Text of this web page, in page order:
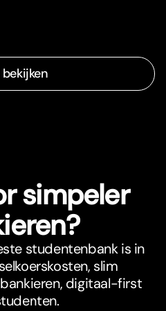
bekijken
simpeler
studentenbank is in
slim
digitaal-first